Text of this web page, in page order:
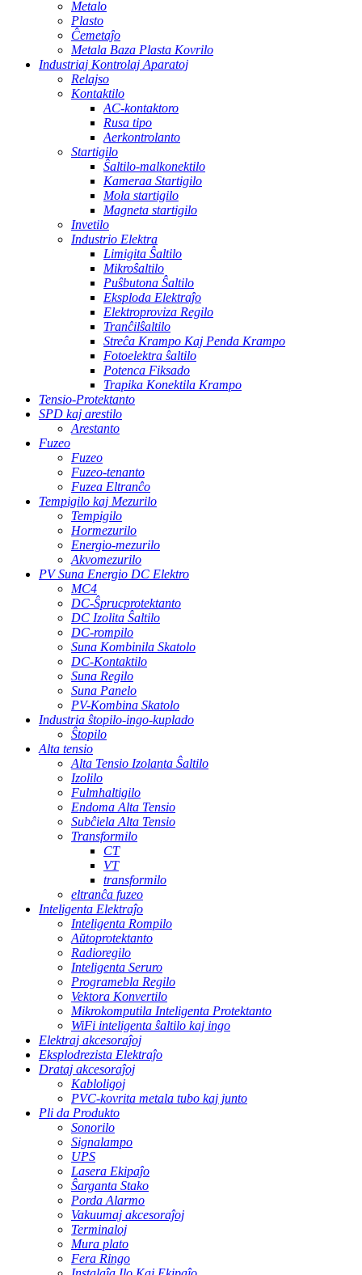
Metalo
Plasto
Ĉemetaĵo
Metala Baza Plasta Kovrilo
Industriaj Kontrolaj Aparatoj
Relajso
Kontaktilo
AC-kontaktoro
Rusa tipo
Aerkontrolanto
Startigilo
Ŝaltilo-malkonektilo
Kameraa Startigilo
Mola startigilo
Magneta startigilo
Invetilo
Industrio Elektra
Limigita Ŝaltilo
Mikroŝaltilo
Puŝbutona Ŝaltilo
Eksploda Elektraĵo
Elektroproviza Regilo
Tranĉilŝaltilo
Streĉa Krampo Kaj Penda Krampo
Fotoelektra ŝaltilo
Potenca Fiksado
Trapika Konektila Krampo
Tensio-Protektanto
SPD kaj arestilo
Arestanto
Fuzeo
Fuzeo
Fuzeo-tenanto
Fuzea Eltranĉo
Tempigilo kaj Mezurilo
Tempigilo
Hormezurilo
Energio-mezurilo
Akvomezurilo
PV Suna Energio DC Elektro
MC4
DC-Ŝprucprotektanto
DC Izolita Ŝaltilo
DC-rompilo
Suna Kombinila Skatolo
DC-Kontaktilo
Suna Regilo
Suna Panelo
PV-Kombina Skatolo
Industria ŝtopilo-ingo-kuplado
Ŝtopilo
Alta tensio
Alta Tensio Izolanta Ŝaltilo
Izolilo
Fulmhaltigilo
Endoma Alta Tensio
Subĉiela Alta Tensio
Transformilo
CT
VT
transformilo
eltranĉa fuzeo
Inteligenta Elektraĵo
Inteligenta Rompilo
Aŭtoprotektanto
Radioregilo
Inteligenta Seruro
Programebla Regilo
Vektora Konvertilo
Mikrokomputila Inteligenta Protektanto
WiFi inteligenta ŝaltilo kaj ingo
Elektraj akcesoraĵoj
Eksplodrezista Elektraĵo
Drataj akcesoraĵoj
Kabloligoj
PVC-kovrita metala tubo kaj junto
Pli da Produkto
Sonorilo
Signalampo
UPS
Lasera Ekipaĵo
Ŝarganta Stako
Porda Alarmo
Vakuumaj akcesoraĵoj
Terminaloj
Mura plato
Fera Ringo